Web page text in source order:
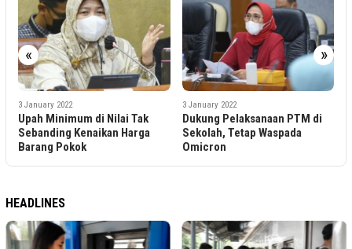
« »
3 January 2022
Upah Minimum di Nilai Tak
Sebanding Kenaikan Harga
Barang Pokok
3 January 2022
Dukung Pelaksanaan PTM di
Sekolah, Tetap Waspada
Omicron
HEADLINES